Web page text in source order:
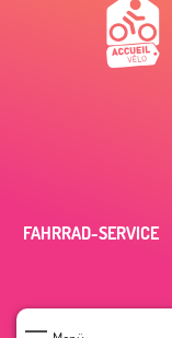
FAHRRAD-SERVICE